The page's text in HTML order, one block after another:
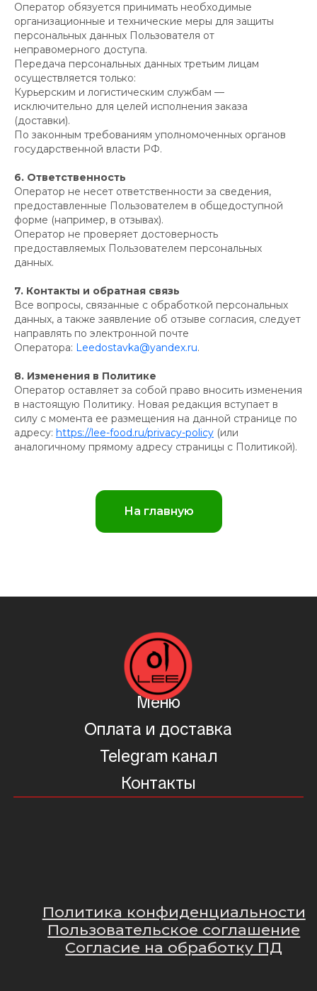
Оператор обязуется принимать необходимые
организационные и технические меры для защиты
персональных данных Пользователя от
неправомерного доступа.
Передача персональных данных третьим лицам
осуществляется только:
Курьерским и логистическим службам —
исключительно для целей исполнения заказа
(доставки).
По законным требованиям уполномоченных органов
государственной власти РФ.
6. Ответственность
Оператор не несет ответственности за сведения,
предоставленные Пользователем в общедоступной
форме (например, в отзывах).
Оператор не проверяет достоверность
предоставляемых Пользователем персональных
данных.
7. Контакты и обратная связь
Все вопросы, связанные с обработкой персональных
данных, а также заявление об отзыве согласия, следует
направлять по электронной почте
Оператора: Leedostavka@yandex.ru.
8. Изменения в Политике
Оператор оставляет за собой право вносить изменения
в настоящую Политику. Новая редакция вступает в
силу с момента ее размещения на данной странице по
адресу: https://lee-food.ru/privacy-policy (или
аналогичному прямому адресу страницы с Политикой).
На главную
Политика конфиденциальности
Пользовательское соглашение
Согласие на обработку ПД
Меню
Оплата и доставка
Контакты